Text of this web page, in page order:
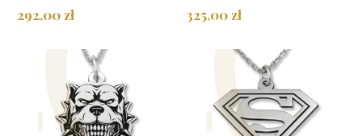
292,00 zł 325,00 zł